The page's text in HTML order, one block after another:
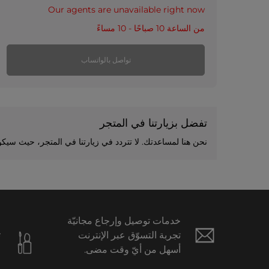
Our agents are unavailable right now
من الساعة 10 صباحًا - 10 مساءً
تواصل بالواتساب
تفضل بزيارتنا في المتجر
نحن هنا لمساعدتك. لا تتردد في زيارتنا في المتجر، حيث
خدمات توصيل وإرجاع مجانيّة
تجربة التسوّق عبر الإنترنت
أسهل من أيّ وقت مضى.